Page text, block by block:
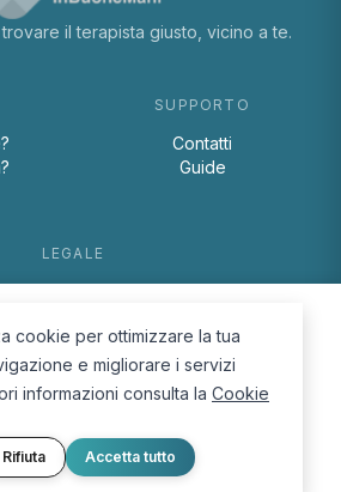
il terapista giusto, vicino a te.
SUPPORTO
Contatti
Guide
LEGALE
Cookie Policy
cookie per ottimizzare la tua
e migliorare i servizi
informazioni consulta la Cookie
Rifiuta Accetta tutto